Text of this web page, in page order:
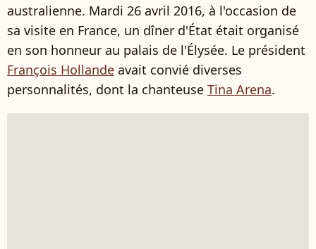
australienne. Mardi 26 avril 2016, à l'occasion de
sa visite en France, un dîner d'État était organisé
en son honneur au palais de l'Élysée. Le président
François Hollande avait convié diverses
personnalités, dont la chanteuse Tina Arena.